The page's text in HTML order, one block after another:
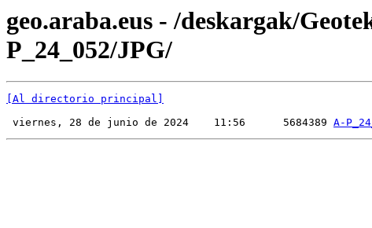
geo.araba.eus - /deskargak/
P_24_052/JPG/
[Al directorio principal]
viernes, 28 de junio de 2024    11:56      5684389 A-